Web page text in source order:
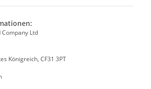
Ltd
Königreich, CF31 3PT